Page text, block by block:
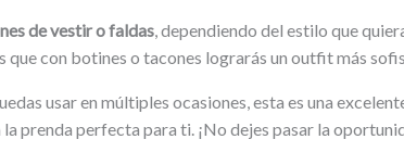
de vestir o faldas, dependiendo del estilo que
con botines o tacones lograrás un outfit más
usar en múltiples ocasiones, esta es una
prenda perfecta para ti. ¡No dejes pasar la